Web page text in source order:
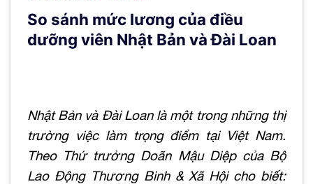
So sánh mức lương của điều
dưỡng viên Nhật Bản và Đài Loan
Nhật Bản và Đài Loan là một trong những thị
trường việc làm trọng điểm tại Việt Nam.
Theo Thứ trưởng Doãn Mậu Diệp của Bộ
Lao Động Thương Binh & Xã Hội cho biết: